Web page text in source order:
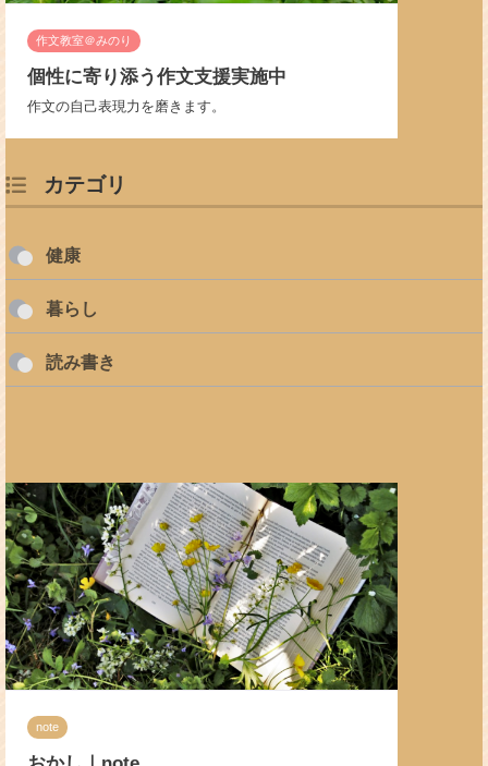
作文教室＠みのり
個性に寄り添う作文支援実施中
作文の自己表現力を磨きます。
カテゴリ
健康
暮らし
読み書き
note